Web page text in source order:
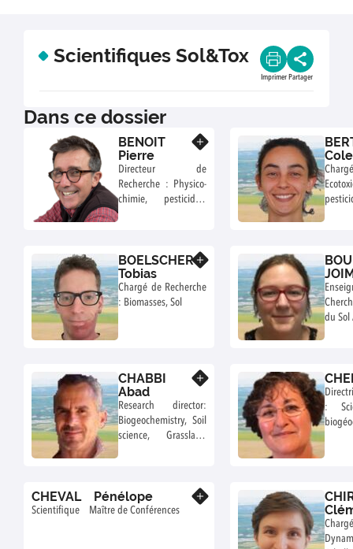
Scientifiques Sol&Tox
Imprimer Partager
Dans ce dossier
BENOIT
Pierre
Directeur de
Recherche : Physico-
chimie, pesticides,
BOELSCHER
Tobias
Chargé de Recherche
: Biomasses, Sol
du Sol
CHABBI
Abad
Research director:
Biogeochemistry, Soil
science, Grassland
sustainability
:
CHEVAL Pénélope
Scientifique Maître de Conférences